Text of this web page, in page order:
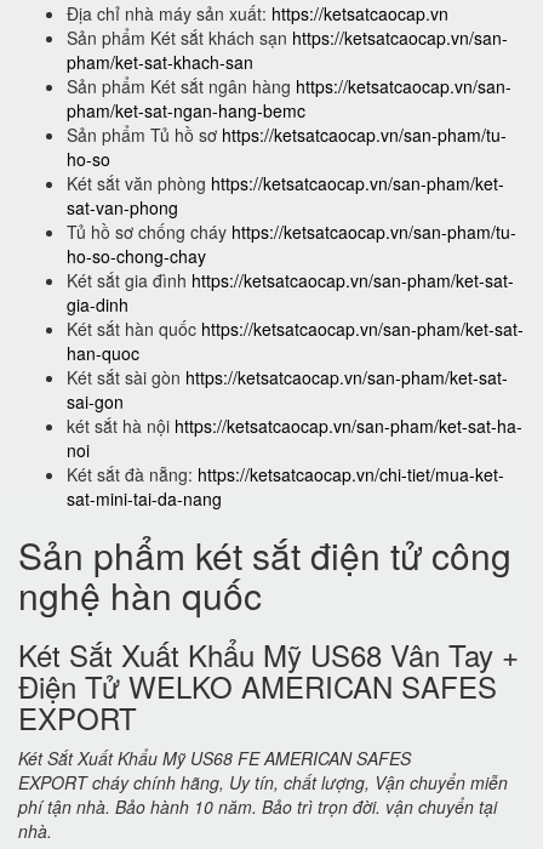
Địa chỉ nhà máy sản xuất: https://ketsatcaocap.vn
Sản phẩm Két sắt khách sạn https://ketsatcaocap.vn/san-
pham/ket-sat-khach-san
Sản phẩm Két sắt ngân hàng https://ketsatcaocap.vn/san-
pham/ket-sat-ngan-hang-bemc
Sản phẩm Tủ hồ sơ https://ketsatcaocap.vn/san-pham/tu-
ho-so
Két sắt văn phòng https://ketsatcaocap.vn/san-pham/ket-
sat-van-phong
Tủ hồ sơ chống cháy https://ketsatcaocap.vn/san-pham/tu-
ho-so-chong-chay
Két sắt gia đình https://ketsatcaocap.vn/san-pham/ket-sat-
gia-dinh
Két sắt hàn quốc https://ketsatcaocap.vn/san-pham/ket-sat-
han-quoc
Két sắt sài gòn https://ketsatcaocap.vn/san-pham/ket-sat-
sai-gon
két sắt hà nội https://ketsatcaocap.vn/san-pham/ket-sat-ha-
noi
Két sắt đà nẵng: https://ketsatcaocap.vn/chi-tiet/mua-ket-
sat-mini-tai-da-nang
Sản phẩm két sắt điện tử công
nghệ hàn quốc
Két Sắt Xuất Khẩu Mỹ US68 Vân Tay +
Điện Tử WELKO AMERICAN SAFES
EXPORT
Két Sắt Xuất Khẩu Mỹ US68 FE AMERICAN SAFES
EXPORT cháy chính hãng, Uy tín, chất lượng, Vận chuyển miễn
phí tận nhà. Bảo hành 10 năm. Bảo trì trọn đời. vận chuyển tại
nhà.